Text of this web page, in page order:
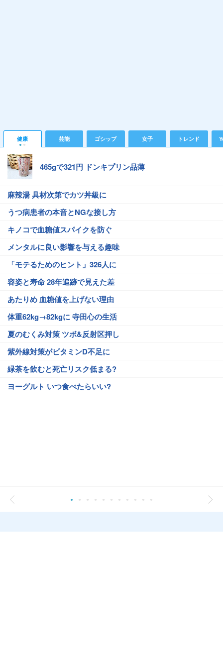
健康 芸能 ゴシップ 女子 トレンド
465gで321円 ドンキプリン品薄
麻辣湯 具材次第でカツ丼級に
うつ病患者の本音とNGな接し方
キノコで血糖値スパイクを防ぐ
メンタルに良い影響を与える趣味
「モテるためのヒント」326人に
容姿と寿命 28年追跡で見えた差
あたりめ 血糖値を上げない理由
体重62kg→82kgに 寺田心の生活
夏のむくみ対策 ツボ&反射区押し
紫外線対策がビタミンD不足に
緑茶を飲むと死亡リスク低まる?
ヨーグルト いつ食べたらいい?